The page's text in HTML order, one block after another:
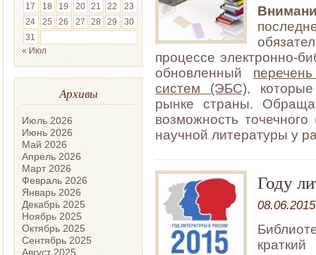
17
18 19 20 21 22
23
24
25 26 27 28 29
30
31
« Июл
Архивы
Июль 2026
Июнь 2026
Май 2026
Апрель 2026
Март 2026
Февраль 2026
Январь 2026
Декабрь 2025
Ноябрь 2025
Октябрь 2025
Сентябрь 2025
Август 2025
процессе электронно-
обновленный
систем (ЭБС),
рынке страны.
возможность
научной литературы у
Году
08.06.2015